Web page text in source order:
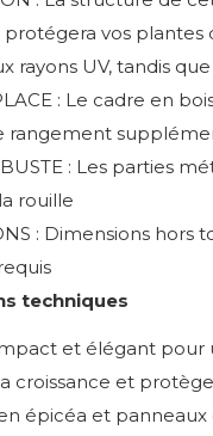
protégera vos
rayons UV, tandis
: Le cadre en
rangement
: Les parties
rouille
: Dimensions hors
techniques
et élégant pour
croissance et
épicéa et